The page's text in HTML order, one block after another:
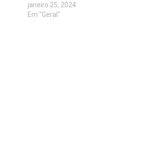
janeiro 25, 2024
Em "Geral"